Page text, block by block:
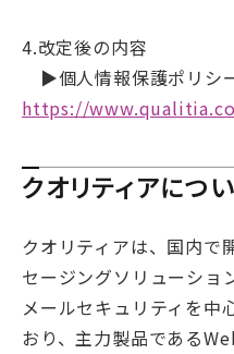
4.改定後の内容
▶︎個人情報保護ポリシ
https://
クオリティアにつ
クオリティアは、国内で
セージングソリューショ
メールセキュリティを中
おり、主力製品である